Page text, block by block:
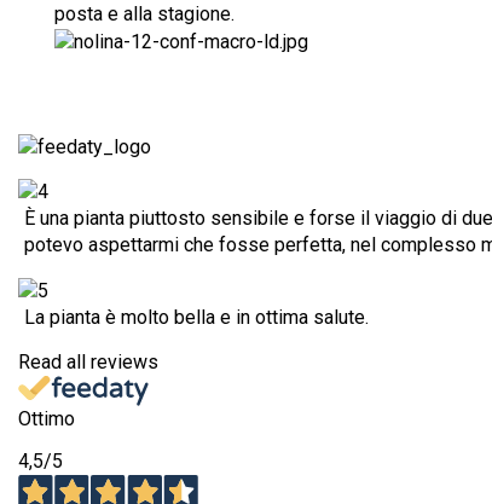
posta e alla stagione.
È una pianta piuttosto sensibile e forse il viaggio di
potevo aspettarmi che fosse perfetta, nel complesso
La pianta è molto bella e in ottima salute.
Read all reviews
Ottimo
4,5/5